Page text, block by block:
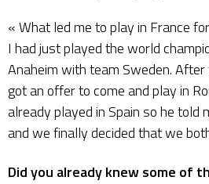
« What led me to play in France
I had just played the world
Anaheim with team Sweden.
got an offer to come and play in
already played in Spain so he told
and we finally decided that we
Did you already knew some of